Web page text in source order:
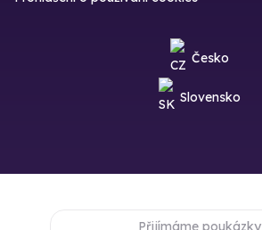
Česko
Slovensko
Přijímáme poukázky